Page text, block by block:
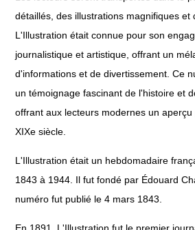
détaillés, des illustrations magnifiques et
L'Illustration était connue pour son
journalistique et artistique, offrant un
d'informations et de divertissement. Ce
un témoignage fascinant de l'histoire et
offrant aux lecteurs modernes un
XIXe siècle.
L'Illustration était un hebdomadaire
1843 à 1944. Il fut fondé par Édouard
numéro fut publié le 4 mars 1843.
En 1891, L'Illustration fut le premier